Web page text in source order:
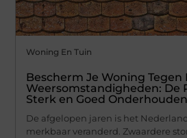
Woning En Tuin
Bescherm Je Woning
Weersomstandigheden: De
Sterk en Goed
De afgelopen jaren is het
merkbaar veranderd. Zwaardere